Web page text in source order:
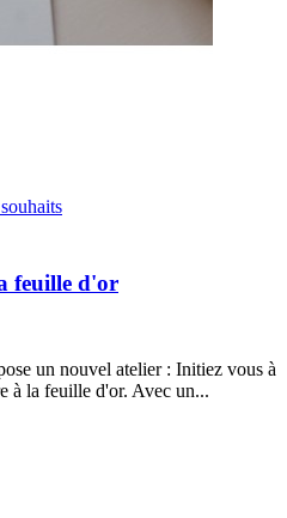
feuille d'or
un nouvel atelier : Initiez vous à
à la feuille d'or. Avec un...